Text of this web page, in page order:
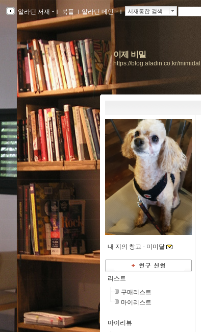
알라딘 서재 ｌ 북플 ｌ알라딘 메인 ｌ 서재통합 검색
이제 비밀
https://blog.aladin.co.kr/mimidal
내 지의 창고 - 미미달
리스트
구매리스트
마이리스트
마이리뷰